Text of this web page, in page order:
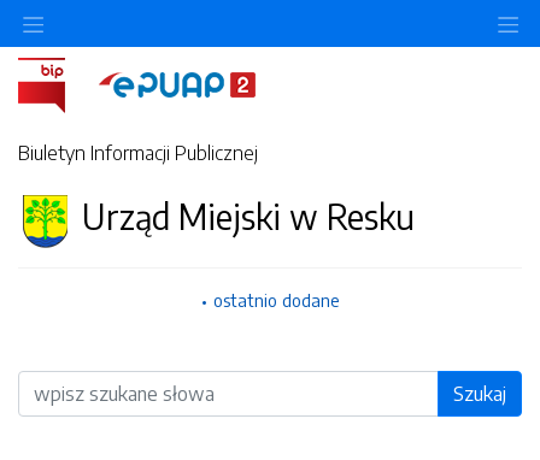
Biuletyn Informacji Publicznej
Urząd Miejski w Resku
ostatnio dodane
Wyszukiwarka Szukaj